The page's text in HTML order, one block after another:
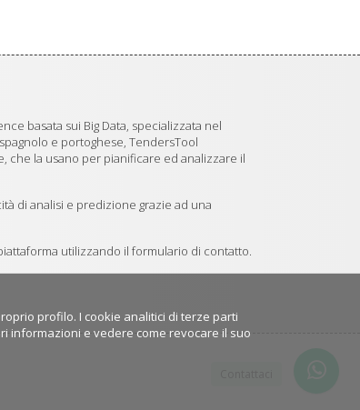
profilo. I cookie analitici di terze parti
informazioni e vedere come revocare il suo
basata sui Big Data, specializzata nel
e portoghese, TendersTool
che la usano per pianificare ed analizzare il
di analisi e predizione grazie ad una
utilizzando il formulario di contatto.